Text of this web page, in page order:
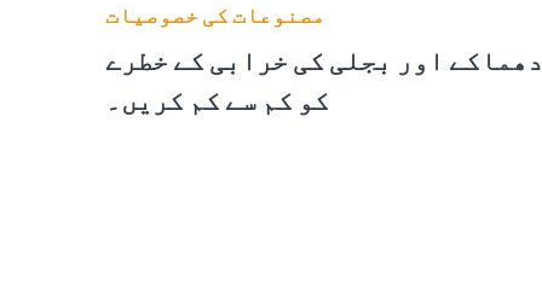
مصنوعات کی خصوصیات
دھماکے اور بجلی کی خرابی کے خطرے
کو کم سے کم کریں۔